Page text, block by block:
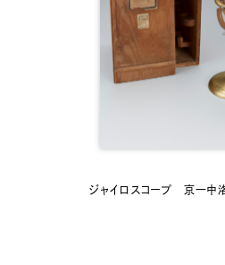
ジャイロスコープ 京一中